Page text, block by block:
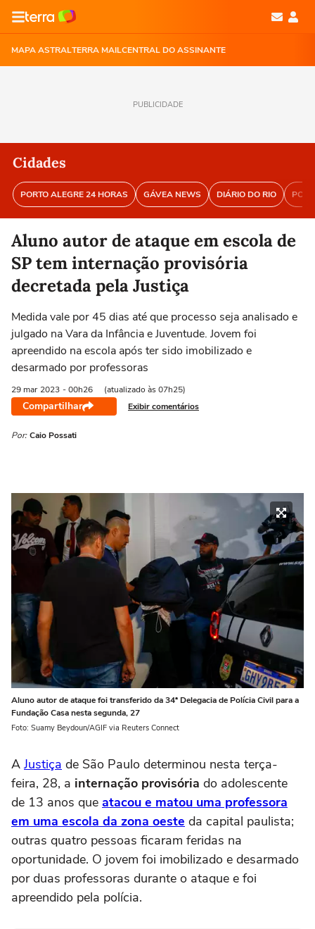
MAPA ASTRALTERRA MAILCENTRAL DO ASSINANTE
PUBLICIDADE
Cidades
PORTO ALEGRE 24 HORAS GÁVEA NEWS DIÁRIO DO RIO
Aluno autor de ataque em escola de
SP tem internação provisória
decretada pela Justiça
Medida vale por 45 dias até que processo seja analisado e
julgado na Vara da Infância e Juventude. Jovem foi
apreendido na escola após ter sido imobilizado e
desarmado por professoras
29 mar 2023 - 00h26 (atualizado às 07h25)
Compartilhar Exibir comentários
Por: Caio Possati
Aluno autor de ataque foi transferido da 34ª Delegacia de Polícia Civil para a
Fundação Casa nesta segunda, 27
Foto: Suamy Beydoun/AGIF via Reuters Connect
A Justiça de São Paulo determinou nesta terça-
feira, 28, a internação provisória do adolescente
de 13 anos que atacou e matou uma professora
em uma escola da zona oeste da capital paulista;
outras quatro pessoas ficaram feridas na
oportunidade. O jovem foi imobilizado e desarmado
por duas professoras durante o ataque e foi
apreendido pela polícia.